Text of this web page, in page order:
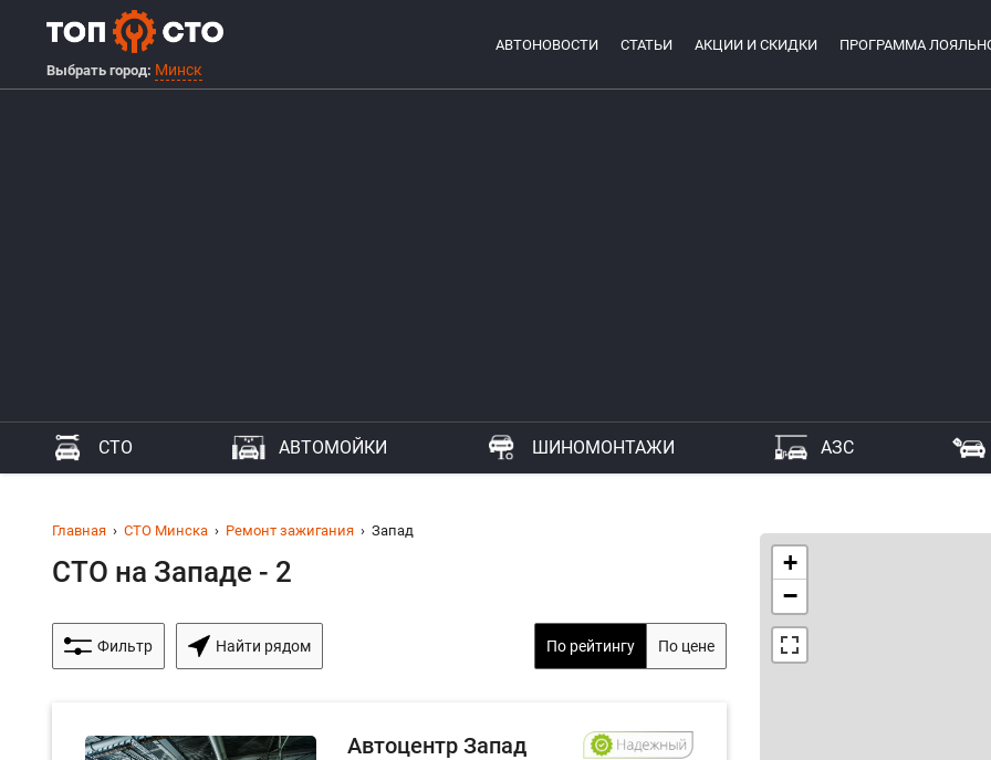
Выбрать город: Минск
АВТОНОВОСТИ СТАТЬИ АКЦИИ И СКИДКИ ПРОГРАММА
СТО АВТОМОЙКИ ШИНОМОНТАЖИ АЗС
Главная СТО Минска Ремонт зажигания Запад
СТО на Западе - 2
Фильтр Найти рядом По рейтингу По цене
Автоцентр Запад
+
−